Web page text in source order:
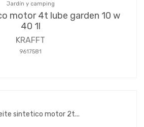
Jardín y camping
motor 4t lube garden 10 w
40 1l
KRAFFT
9617581